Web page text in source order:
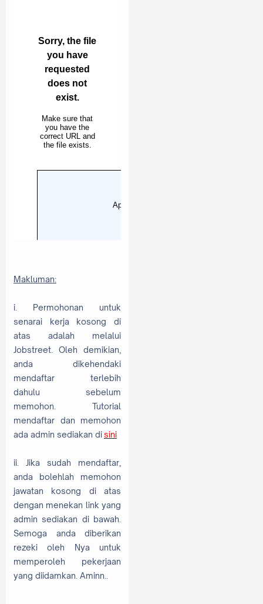
Makluman:
i. Permohonan untuk
senarai kerja kosong di
atas adalah melalui
Jobstreet. Oleh demikian,
anda dikehendaki
mendaftar terlebih
dahulu sebelum
memohon. Tutorial
mendaftar dan memohon
ada admin sediakan disini
ii. Jika sudah mendaftar,
anda bolehlah memohon
jawatan kosong di atas
dengan menekan link yang
admin sediakan di bawah.
Semoga anda diberikan
rezeki oleh Nya untuk
memperoleh pekerjaan
yang diidamkan. Aminn..